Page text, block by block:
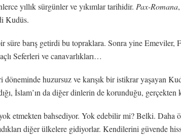
yıllık sürgünler ve yıkımlar tarihidir. Pax-Romana
Kudüs.
süre barış getirdi bu topraklara. Sonra yine Emeviler,
Seferleri ve canavarlıkları…
huzursuz ve karışık bir istikrar yaşayan
İslam’ın da diğer dinlerin de korunduğu,
etmekten bahsediyor. Yok edebilir mi? Belki. Daha
diğer ülkelere gidiyorlar. Kendilerini güvende